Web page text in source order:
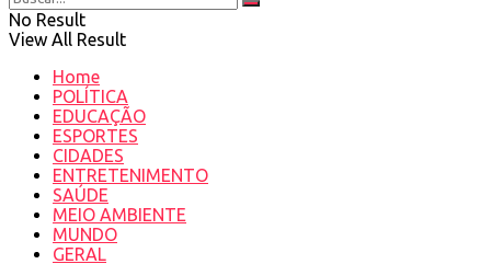
No Result
View All Result
Home
POLÍTICA
EDUCAÇÃO
ESPORTES
CIDADES
ENTRETENIMENTO
SAÚDE
MEIO AMBIENTE
MUNDO
GERAL